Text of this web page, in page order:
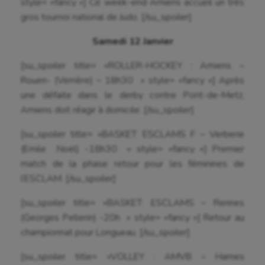
gros tournoi national de Judo. [/su_spoiler]
Samedi 12 Janvier
[su_spoiler title= »ROLLER-HOCKEY : Amiens –
Rouen- (Verrière) – 18h30 » style= »fancy »] Après
une défaite dans le derby contre Pont-de-Metz,
Amiens doit réagir à domicile. [/su_spoiler]
[su_spoiler title= »BASKET: ESCLAMS F – Verberie
(Emile Noël) -18h30 » style= »fancy »] Premier
match de la phase retour pour les féminines de
l’ESCLAM. [/su_spoiler]
[su_spoiler title= »BASKET: ESCLAMS – Rennes
(Georges Pellerin) -20h » style= »fancy »] Retour au
championnat pour Longueau. [/su_spoiler]
[su_spoiler title= »VOLLEY : AMVB – Harnes